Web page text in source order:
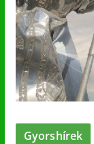
Gyorshírek